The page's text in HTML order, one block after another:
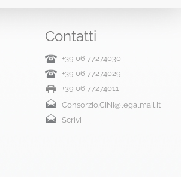
Contatti
+39 06 77274030
+39 06 77274029
+39 06 77274011
Consorzio.CINI@legalmail.it
Scrivi